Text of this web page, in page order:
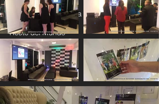
Norte
-
Interior de la Provincia de Buenos Aires
- Interior del País
- Resto del Mundo